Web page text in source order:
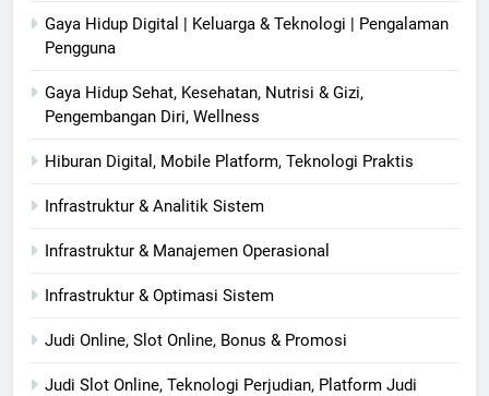
Gaya Hidup Digital | Keluarga & Teknologi | Pengalaman
Pengguna
Gaya Hidup Sehat, Kesehatan, Nutrisi & Gizi,
Pengembangan Diri, Wellness
Hiburan Digital, Mobile Platform, Teknologi Praktis
Infrastruktur & Analitik Sistem
Infrastruktur & Manajemen Operasional
Infrastruktur & Optimasi Sistem
Judi Online, Slot Online, Bonus & Promosi
Judi Slot Online, Teknologi Perjudian, Platform Judi